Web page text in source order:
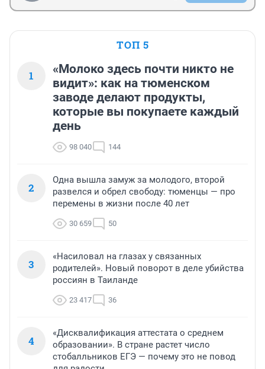
ТОП 5
1
«Молоко здесь почти никто не
видит»: как на тюменском
заводе делают продукты,
которые вы покупаете каждый
день
98 040 144
2
Одна вышла замуж за молодого, второй
развелся и обрел свободу: тюменцы — про
перемены в жизни после 40 лет
30 659 50
3
«Насиловал на глазах у связанных
родителей». Новый поворот в деле убийства
россиян в Таиланде
23 417 36
4
«Дисквалификация аттестата о среднем
образовании». В стране растет число
стобалльников ЕГЭ — почему это не повод